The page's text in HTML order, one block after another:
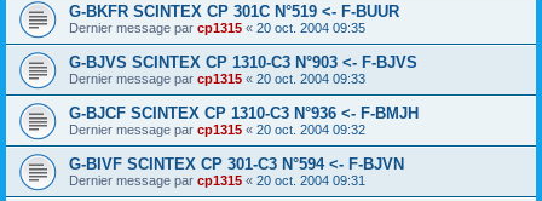
G-BKFR SCINTEX CP 301C N°519 <- F-BUUR
Dernier message par cp1315 « 20 oct. 2004 09:35
G-BJVS SCINTEX CP 1310-C3 N°903 <- F-BJVS
Dernier message par cp1315 « 20 oct. 2004 09:33
G-BJCF SCINTEX CP 1310-C3 N°936 <- F-BMJH
Dernier message par cp1315 « 20 oct. 2004 09:32
G-BIVF SCINTEX CP 301-C3 N°594 <- F-BJVN
Dernier message par cp1315 « 20 oct. 2004 09:31